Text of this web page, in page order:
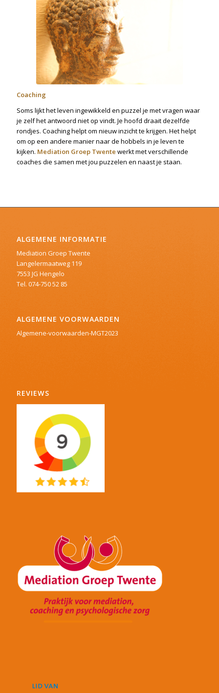
Coaching
Soms lijkt het leven ingewikkeld en puzzel je met vragen waar
je zelf het antwoord niet op vindt. Je hoofd draait dezelfde
rondjes. Coaching helpt om nieuw inzicht te krijgen. Het helpt
om op een andere manier naar de hobbels in je leven te
kijken. Mediation Groep Twente werkt met verschillende
coaches die samen met jou puzzelen en naast je staan.
ALGEMENE INFORMATIE
Mediation Groep Twente
Langelermaatweg 119
7553 JG Hengelo
Tel. 074-750 52 85
ALGEMENE VOORWAARDEN
Algemene-voorwaarden-MGT2023
REVIEWS